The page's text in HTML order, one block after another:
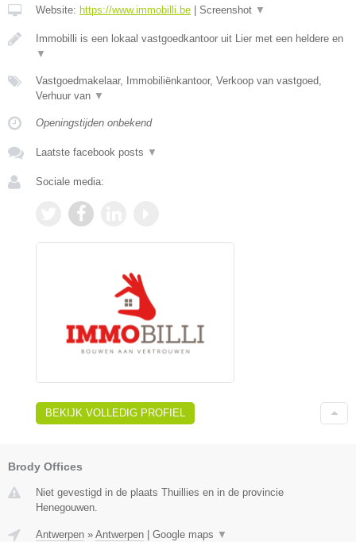
Website: https://www.immobilli.be Screenshot ▼
Immobilli is een lokaal vastgoedkantoor uit Lier met een heldere en
▼
Vastgoedmakelaar, Immobiliënkantoor, Verkoop van vastgoed,
Verhuur van ▼
Openingstijden onbekend
Laatste facebook posts ▼
Sociale media:
BEKIJK VOLLEDIG PROFIEL
Brody Offices
Niet gevestigd in de plaats Thuillies en in de provincie
Henegouwen.
Antwerpen » Antwerpen Google maps ▼